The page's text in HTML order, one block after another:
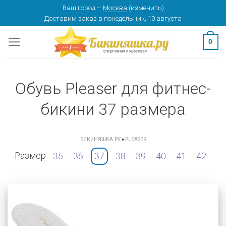
content
Ваш город – Москва (изменить)
Доставим заказ в понедельник, 10 августа
0
Обувь Pleaser для фитнес-
бикини 37 размера
БИКИНЯШКА.РУ» PLEASER
Размер 35 36 37 38 39 40 41 42